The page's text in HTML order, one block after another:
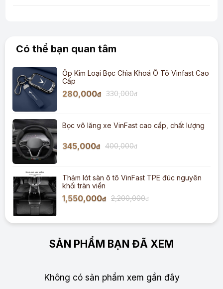
Có thể bạn quan tâm
Ốp Kim Loại Bọc Chìa Khoá Ô Tô Vinfast Cao
Cấp
280,000đ 330,000đ
Bọc vô lăng xe VinFast cao cấp, chất lượng
345,000đ 400,000đ
Thảm lót sàn ô tô VinFast TPE đúc nguyên
khối tràn viền
1,550,000đ 2,200,000đ
SẢN PHẨM BẠN ĐÃ XEM
Không có sản phẩm xem gần đây